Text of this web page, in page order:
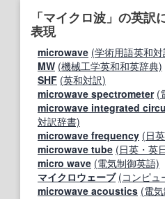
「マイクロ波」の英
表現
microwave (学術用語英和
MW (機械工学英和和英辞典)
SHF (英和対訳)
microwave spectrometer (
microwave integrated
対訳辞書)
microwave frequency (日
microwave tube (日英・英
micro wave (電気制御英語)
マイクロウェーブ (コンピュ
microwave acoustics (電